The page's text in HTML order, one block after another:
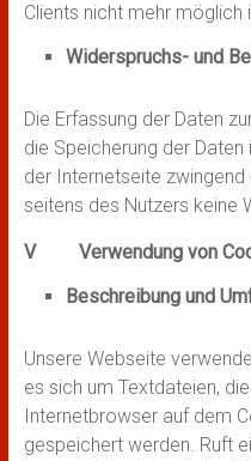
Clients nicht mehr möglich
Widerspruchs- und
Die Erfassung der Daten
die Speicherung der
der Internetseite
seitens des Nutzers keine
V Verwendung von
Beschreibung und
Unsere Webseite
es sich um Textdateien,
Internetbrowser auf dem
gespeichert werden. Ruft